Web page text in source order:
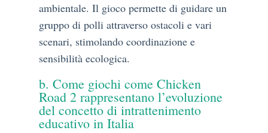
ambientale. Il gioco permette di guidare un
gruppo di polli attraverso ostacoli e vari
scenari, stimolando coordinazione e
sensibilità ecologica.
b. Come giochi come Chicken
Road 2 rappresentano l’evoluzione
del concetto di intrattenimento
educativo in Italia